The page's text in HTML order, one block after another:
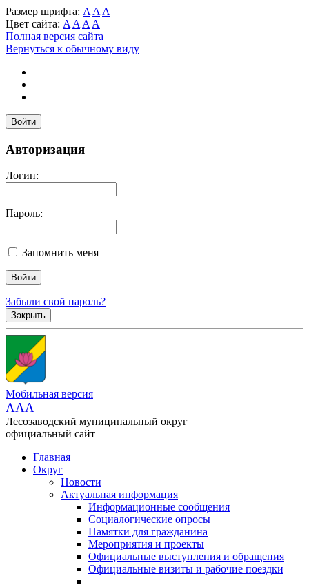
Размер шрифта: A A A
Цвет сайта: A A A A
Полная версия сайта
Вернуться к обычному виду
Войти
Авторизация
Логин:
Пароль:
Запомнить меня
Забыли свой пароль?
Закрыть
Мобильная версия
AAA
Лесозаводский муниципальный округ
официальный сайт
Главная
Округ
Новости
Актуальная информация
Информационные сообщения
Социалогические опросы
Памятки для гражданина
Мероприятия и проекты
Официальные выступления и обращения
Официальные визиты и рабочие поездки